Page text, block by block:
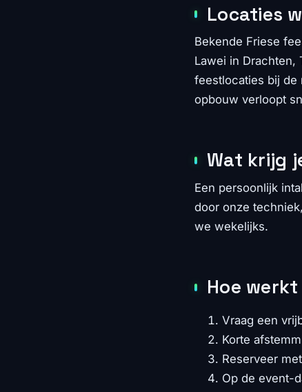
Locaties
Bekende Friese
Lawei in Drachten,
feestlocaties bij
opbouw verloopt
Wat krijg
Een persoonlijk
door onze
we wekelijks.
Hoe
Vraag een
Korte
Reserveer
Op de event-